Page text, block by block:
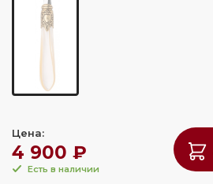
Цена:
4 900 ₽
Есть в наличии